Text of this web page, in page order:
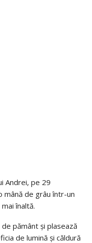
Andrei, pe 29
mână de grâu într-un
înaltă.
pământ și plasează
de lumină și căldură